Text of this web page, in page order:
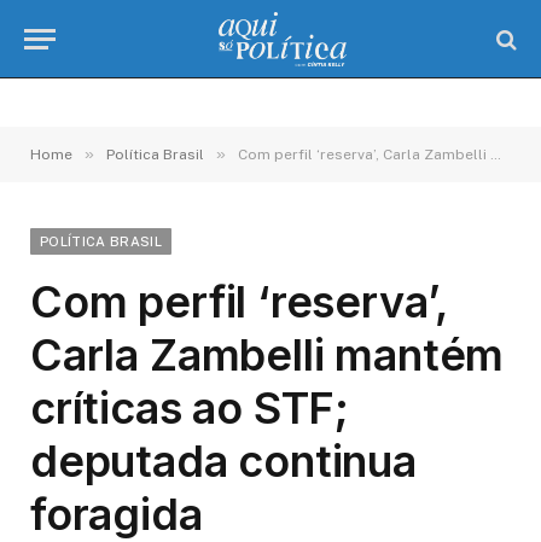
Home » Política Brasil » Com perfil ‘reserva’, Carla Zambelli mantém críticas ao STF; deputada continua foragida
POLÍTICA BRASIL
Com perfil ‘reserva’,
Carla Zambelli mantém
críticas ao STF;
deputada continua
foragida